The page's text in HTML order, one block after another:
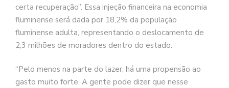
certa recuperação”. Essa injeção financeira na economia
fluminense será dada por 18,2% da população
fluminense adulta, representando o deslocamento de
2,3 milhões de moradores dentro do estado.
“Pelo menos na parte do lazer, há uma propensão ao
gasto muito forte. A gente pode dizer que nesse